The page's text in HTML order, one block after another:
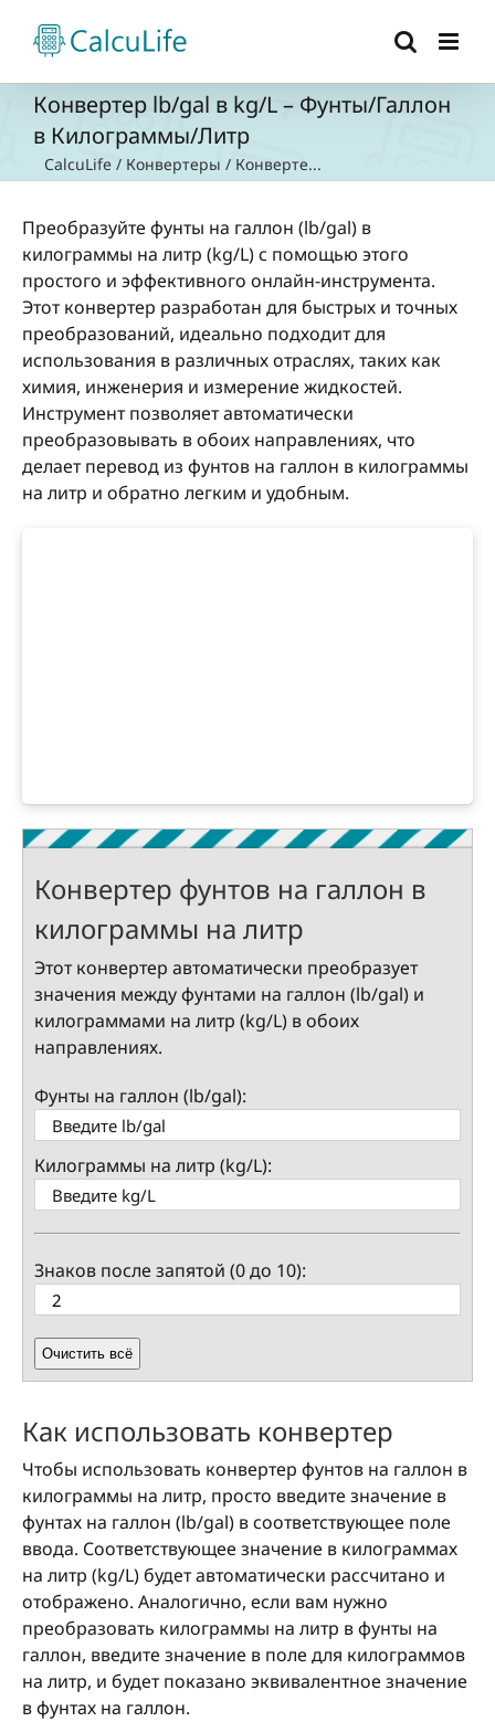
content
Конвертер lb/gal в kg/L – Фунты/Галлон
в Килограммы/Литр
CalcuLife / Конвертеры / Конверте...
Преобразуйте фунты на галлон (lb/gal) в
килограммы на литр (kg/L) с помощью этого
простого и эффективного онлайн-инструмента.
Этот конвертер разработан для быстрых и точных
преобразований, идеально подходит для
использования в различных отраслях, таких как
химия, инженерия и измерение жидкостей.
Инструмент позволяет автоматически
преобразовывать в обоих направлениях, что
делает перевод из фунтов на галлон в килограммы
на литр и обратно легким и удобным.
Конвертер фунтов на галлон в
килограммы на литр
Этот конвертер автоматически преобразует
значения между фунтами на галлон (lb/gal) и
килограммами на литр (kg/L) в обоих
направлениях.
Фунты на галлон (lb/gal):
Килограммы на литр (kg/L):
Знаков после запятой (0 до 10):
Очистить всё
Как использовать конвертер
Чтобы использовать конвертер фунтов на галлон в
килограммы на литр, просто введите значение в
фунтах на галлон (lb/gal) в соответствующее поле
ввода. Соответствующее значение в килограммах
на литр (kg/L) будет автоматически рассчитано и
отображено. Аналогично, если вам нужно
преобразовать килограммы на литр в фунты на
галлон, введите значение в поле для килограммов
на литр, и будет показано эквивалентное значение
в фунтах на галлон.